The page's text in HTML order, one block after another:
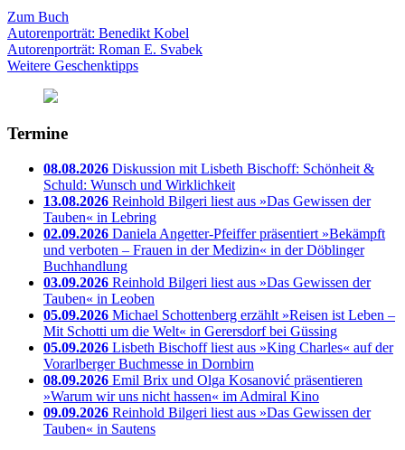
Zum Buch
Autorenporträt: Benedikt Kobel
Autorenporträt: Roman E. Svabek
Weitere Geschenktipps
Termine
08.08.2026 Diskussion mit Lisbeth Bischoff: Schönheit &
Schuld: Wunsch und Wirklichkeit
13.08.2026 Reinhold Bilgeri liest aus »Das Gewissen der
Tauben« in Lebring
02.09.2026 Daniela Angetter-Pfeiffer präsentiert »Bekämpft
und verboten – Frauen in der Medizin« in der Döblinger
Buchhandlung
03.09.2026 Reinhold Bilgeri liest aus »Das Gewissen der
Tauben« in Leoben
05.09.2026 Michael Schottenberg erzählt »Reisen ist Leben –
Mit Schotti um die Welt« in Gerersdorf bei Güssing
05.09.2026 Lisbeth Bischoff liest aus »King Charles« auf der
Vorarlberger Buchmesse in Dornbirn
08.09.2026 Emil Brix und Olga Kosanović präsentieren
»Warum wir uns nicht hassen« im Admiral Kino
09.09.2026 Reinhold Bilgeri liest aus »Das Gewissen der
Tauben« in Sautens